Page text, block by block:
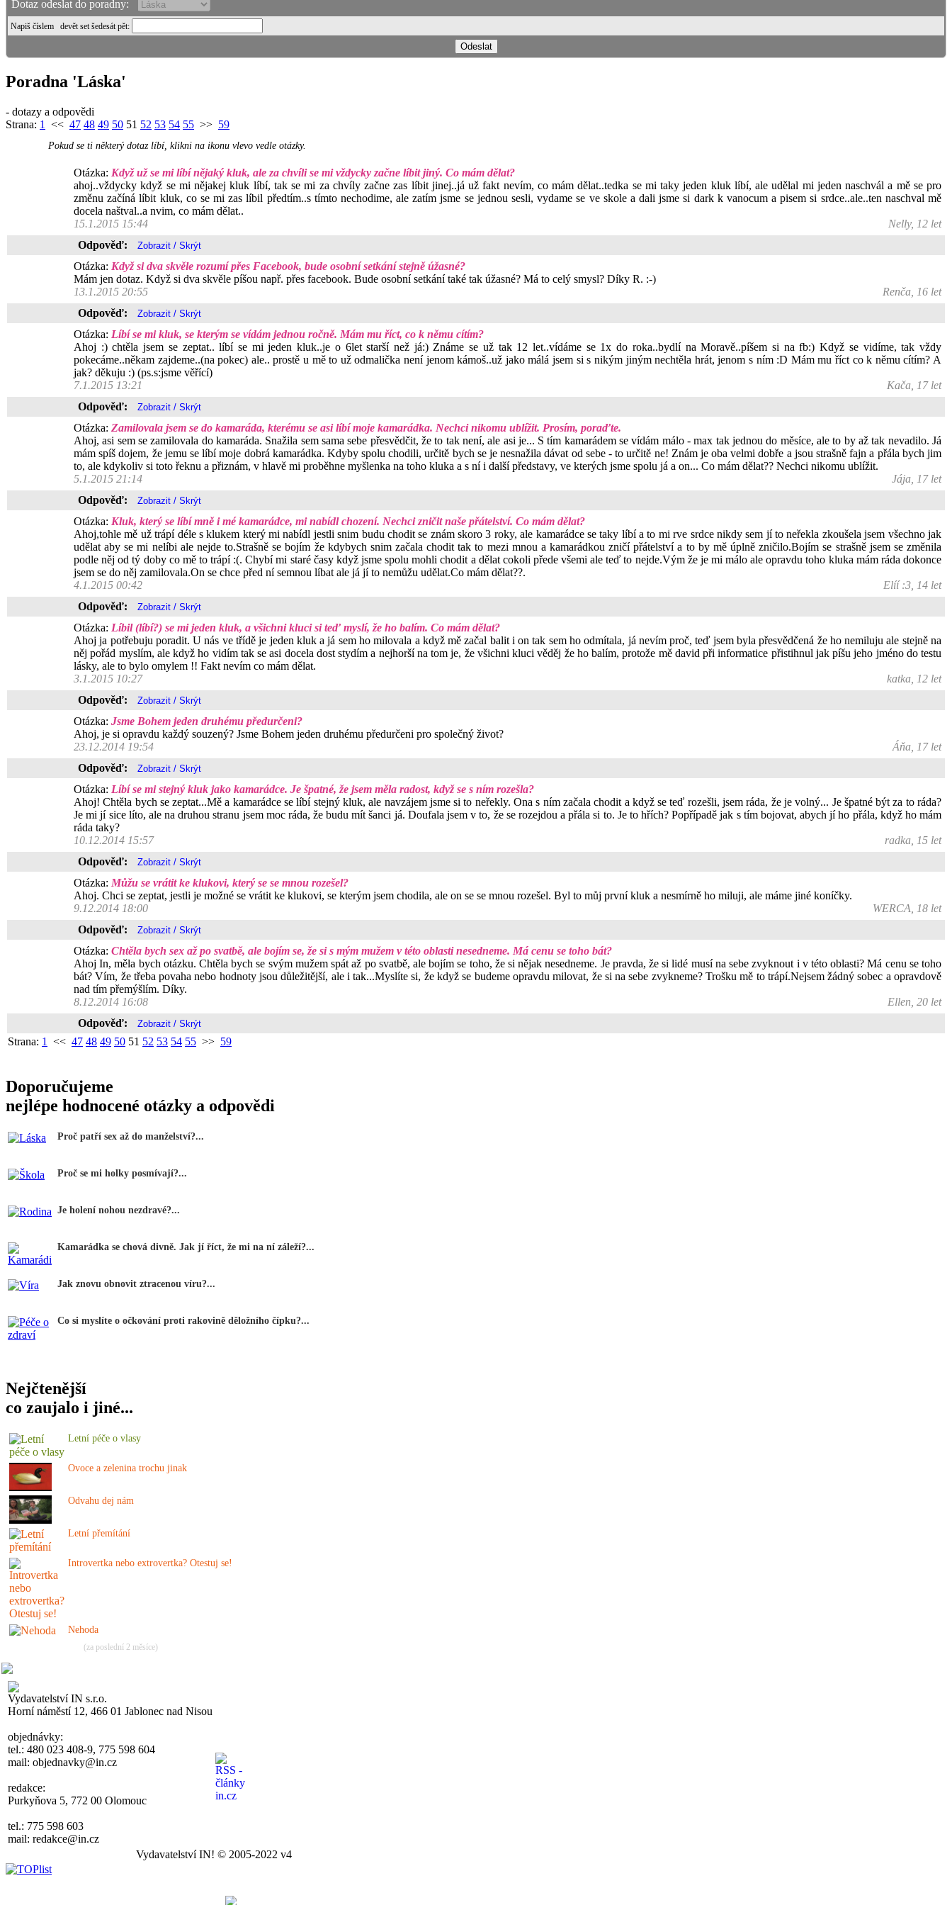
Dotaz odeslat do poradny:
Napiš číslem devět set šedesát pět:
Poradna 'Láska'
- dotazy a odpovědi
Strana: 1 << 47 48 49 50 51 52 53 54 55 >> 59
Pokud se ti některý dotaz líbí, klikni na ikonu vlevo vedle otázky.
Otázka: Když už se mi líbí nějaký kluk, ale za chvíli se mi vždycky začne líbit jiný. Co mám dělat?
ahoj..vždycky když se mi nějakej kluk líbí, tak se mi za chvíly začne zas líbit jinej..já už fakt nevím, co mám dělat..tedka se mi taky jeden kluk líbí, ale udělal mi jeden naschvál a mě se pro
změnu začíná líbit kluk, co se mi zas líbil předtím..s tímto nechodime, ale zatím jsme se jednou sesli, vydame se ve skole a dali jsme si dark k vanocum a pisem si srdce..ale..ten naschval mě
docela naštval..a nvim, co mám dělat..
15.1.2015 15:44
Nelly, 12 let
Odpověď:
Otázka: Když si dva skvěle rozumí přes Facebook, bude osobní setkání stejně úžasné?
Mám jen dotaz. Když si dva skvěle píšou např. přes facebook. Bude osobní setkání také tak úžasné? Má to celý smysl? Díky R. :-)
13.1.2015 20:55
Renča, 16 let
Odpověď:
Otázka: Líbí se mi kluk, se kterým se vídám jednou ročně. Mám mu říct, co k němu cítím?
Ahoj :) chtěla jsem se zeptat.. líbí se mi jeden kluk..je o 6let starší než já:) Známe se už tak 12 let..vídáme se 1x do roka..bydlí na Moravě..píšem si na fb:) Když se vidíme, tak vždy
pokecáme..někam zajdeme..(na pokec) ale.. prostě u mě to už odmalička není jenom kámoš..už jako málá jsem si s nikým jiným nechtěla hrát, jenom s ním :D Mám mu říct co k němu cítím? A
jak? děkuju :) (ps.s:jsme věřící)
7.1.2015 13:21
Kača, 17 let
Odpověď:
Otázka: Zamilovala jsem se do kamaráda, kterému se asi líbí moje kamarádka. Nechci nikomu ublížit. Prosím, poraďte.
Ahoj, asi sem se zamilovala do kamaráda. Snažila sem sama sebe přesvědčit, že to tak není, ale asi je... S tím kamarádem se vídám málo - max tak jednou do měsíce, ale to by až tak nevadilo. Já
mám spíš dojem, že jemu se líbí moje dobrá kamarádka. Kdyby spolu chodili, určitě bych se je nesnažila dávat od sebe - to určitě ne! Znám je oba velmi dobře a jsou strašně fajn a přála bych jim
to, ale kdykoliv si toto řeknu a přiznám, v hlavě mi proběhne myšlenka na toho kluka a s ní i další představy, ve kterých jsme spolu já a on... Co mám dělat?? Nechci nikomu ublížit.
5.1.2015 21:14
Jája, 17 let
Odpověď:
Otázka: Kluk, který se líbí mně i mé kamarádce, mi nabídl chození. Nechci zničit naše přátelství. Co mám dělat?
Ahoj,tohle mě už trápí déle s klukem který mi nabídl jestli snim budu chodit se znám skoro 3 roky, ale kamarádce se taky líbí a to mi rve srdce nikdy sem jí to neřekla zkoušela jsem všechno jak
udělat aby se mi nelíbi ale nejde to.Strašně se bojím že kdybych snim začala chodit tak to mezi mnou a kamarádkou zničí přátelství a to by mě úplně zničilo.Bojím se strašně jsem se změnila
podle něj od tý doby co mě to trápí :(. Chybí mi staré časy když jsme spolu mohli chodit a dělat cokoli přede všemi ale teď to nejde.Vým že je mi málo ale opravdu toho kluka mám ráda dokonce
jsem se do něj zamilovala.On se chce před ní semnou líbat ale já jí to nemůžu udělat.Co mám dělat??.
4.1.2015 00:42
Elíí :3, 14 let
Odpověď:
Otázka: Líbil (líbí?) se mi jeden kluk, a všichni kluci si teď myslí, že ho balím. Co mám dělat?
Ahoj ja potřebuju poradit. U nás ve třídě je jeden kluk a já sem ho milovala a když mě začal balit i on tak sem ho odmítala, já nevím proč, teď jsem byla přesvědčená že ho nemiluju ale stejně na
něj pořád myslím, ale když ho vidím tak se asi docela dost stydím a nejhorší na tom je, že všichni kluci věděj že ho balím, protože mě david při informatice přistihnul jak píšu jeho jméno do testu
lásky, ale to bylo omylem !! Fakt nevím co mám dělat.
3.1.2015 10:27
katka, 12 let
Odpověď:
Otázka: Jsme Bohem jeden druhému předurčeni?
Ahoj, je si opravdu každý souzený? Jsme Bohem jeden druhému předurčeni pro společný život?
23.12.2014 19:54
Áňa, 17 let
Odpověď:
Otázka: Líbí se mi stejný kluk jako kamarádce. Je špatné, že jsem měla radost, když se s ním rozešla?
Ahoj! Chtěla bych se zeptat...Mě a kamarádce se líbí stejný kluk, ale navzájem jsme si to neřekly. Ona s ním začala chodit a když se teď rozešli, jsem ráda, že je volný... Je špatné být za to ráda?
Je mi jí sice líto, ale na druhou stranu jsem moc ráda, že budu mít šanci já. Doufala jsem v to, že se rozejdou a přála si to. Je to hřích? Popřípadě jak s tím bojovat, abych jí ho přála, když ho mám
ráda taky?
10.12.2014 15:57
radka, 15 let
Odpověď:
Otázka: Můžu se vrátit ke klukovi, který se se mnou rozešel?
Ahoj. Chci se zeptat, jestli je možné se vrátit ke klukovi, se kterým jsem chodila, ale on se se mnou rozešel. Byl to můj první kluk a nesmírně ho miluji, ale máme jiné koníčky.
9.12.2014 18:00
WERCA, 18 let
Odpověď:
Otázka: Chtěla bych sex až po svatbě, ale bojím se, že si s mým mužem v této oblasti nesedneme. Má cenu se toho bát?
Ahoj In, měla bych otázku. Chtěla bych se svým mužem spát až po svatbě, ale bojím se toho, že si nějak nesedneme. Je pravda, že si lidé musí na sebe zvyknout i v této oblasti? Má cenu se toho
bát? Vím, že třeba povaha nebo hodnoty jsou důležitější, ale i tak...Myslíte si, že když se budeme opravdu milovat, že si na sebe zvykneme? Trošku mě to trápí.Nejsem žádný sobec a opravdově
nad tím přemýšlím. Díky.
8.12.2014 16:08
Ellen, 20 let
Odpověď:
Strana: 1 << 47 48 49 50 51 52 53 54 55 >> 59
Doporučujeme
nejlépe hodnocené otázky a odpovědi
Proč patří sex až do manželství?...
Proč se mi holky posmívají?...
Je holení nohou nezdravé?...
Kamarádka se chová divně. Jak jí říct, že mi na ní záleží?...
Jak znovu obnovit ztracenou víru?...
Co si myslíte o očkování proti rakovině děložního čípku?...
Nejčtenější
co zaujalo i jiné...
Letní péče o vlasy
Ovoce a zelenina trochu jinak
Odvahu dej nám
Letní přemítání
Introvertka nebo extrovertka? Otestuj se!
Nehoda
(za poslední 2 měsíce)
Vydavatelství IN s.r.o.
Horní náměstí 12, 466 01 Jablonec nad Nisou
objednávky:
tel.: 480 023 408-9, 775 598 604
mail: objednavky@in.cz
redakce:
Purkyňova 5, 772 00 Olomouc
tel.: 775 598 603
mail: redakce@in.cz
Vydavatelství IN! © 2005-2022 v4